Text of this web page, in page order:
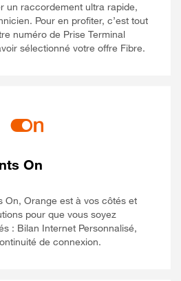
un raccordement ultra rapide,
Pour en profiter, c’est tout
numéro de Prise Terminal
sélectionné votre offre Fibre.
On
On, Orange est à vos côtés et
pour que vous soyez
: Bilan Internet Personnalisé,
de connexion.